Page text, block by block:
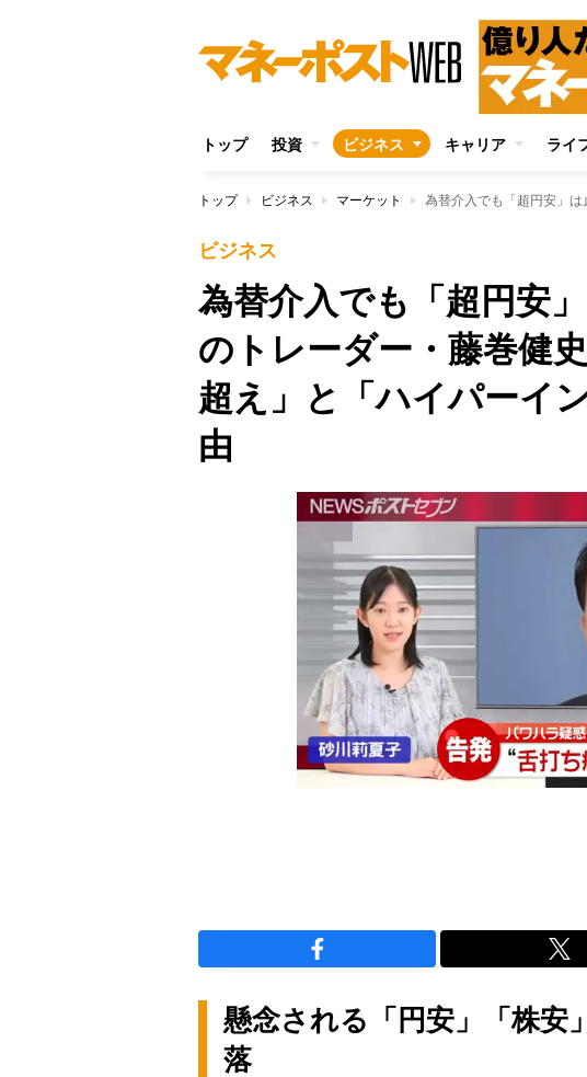
トップ 投資 ビジネス キャリア ライ
トップ ビジネス マーケット
ビジネス
為替介入でも「超円安
のトレーダー・藤巻健
超え」と「ハイパーイ
由
懸念される「円安」「株安
落